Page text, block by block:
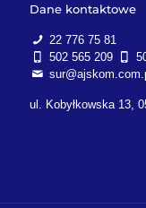
Dane kontaktowe
22 776 75 81
502 565 209
ul. Kobyłkowska 13,